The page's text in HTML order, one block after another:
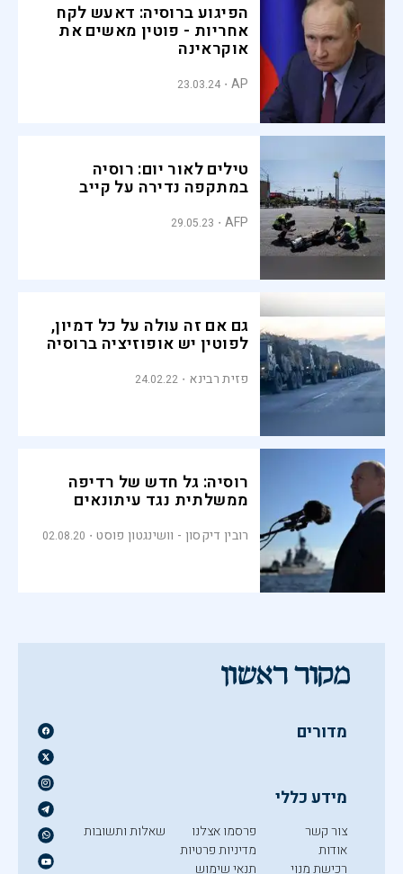
הפיגוע ברוסיה: דאעש לקח
אחריות - פוטין מאשים את
אוקראינה
AP
23.03.24
טילים לאור יום: רוסיה
במתקפה נדירה על קייב
AFP
29.05.23
גם אם זה עולה על כל דמיון,
לפוטין יש אופוזיציה ברוסיה
פזית רבינא 24.02.22
רוסיה: גל חדש של רדיפה
ממשלתית נגד עיתונאים
רובין דיקסון - וושינגטון פוסט 02.08.20
מדורים
מידע כללי
צור קשר
אודות
רכישת מנוי
פרסמו אצלנו
מדיניות פרטיות
תנאי שימוש
שאלות ותשובות